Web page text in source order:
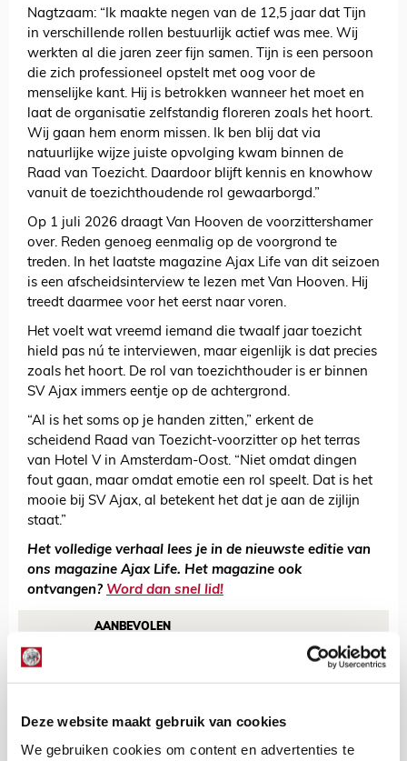
Deze website maakt gebruik van cookies
We gebruiken cookies om content en advertenties te
Nagtzaam: “Ik maakte negen van de 12,5 jaar dat Tijn
in verschillende rollen bestuurlijk actief was mee. Wij
werkten al die jaren zeer fijn samen. Tijn is een persoon
die zich professioneel opstelt met oog voor de
menselijke kant. Hij is betrokken wanneer het moet en
laat de organisatie zelfstandig floreren zoals het hoort.
Wij gaan hem enorm missen. Ik ben blij dat via
natuurlijke wijze juiste opvolging kwam binnen de
Raad van Toezicht. Daardoor blijft kennis en knowhow
vanuit de toezichthoudende rol gewaarborgd.”
Op 1 juli 2026 draagt Van Hooven de voorzittershamer
over. Reden genoeg eenmalig op de voorgrond te
treden. In het laatste magazine Ajax Life van dit seizoen
is een afscheidsinterview te lezen met Van Hooven. Hij
treedt daarmee voor het eerst naar voren.
Het voelt wat vreemd iemand die twaalf jaar toezicht
hield pas nú te interviewen, maar eigenlijk is dat precies
zoals het hoort. De rol van toezichthouder is er binnen
SV Ajax immers eentje op de achtergrond.
“Al is het soms op je handen zitten,” erkent de
scheidend Raad van Toezicht-voorzitter op het terras
van Hotel V in Amsterdam-Oost. “Niet omdat dingen
fout gaan, maar omdat emotie een rol speelt. Dat is het
mooie bij SV Ajax, al betekent het dat je aan de zijlijn
staat.”
Het volledige verhaal lees je in de nieuwste editie van
ons magazine Ajax Life. Het magazine ook
ontvangen? Word dan snel lid!
AANBEVOLEN
Lees magazine Ajax Life 10 en
puzzel jezelf naar derde shirt
Ajax!
De Redactie